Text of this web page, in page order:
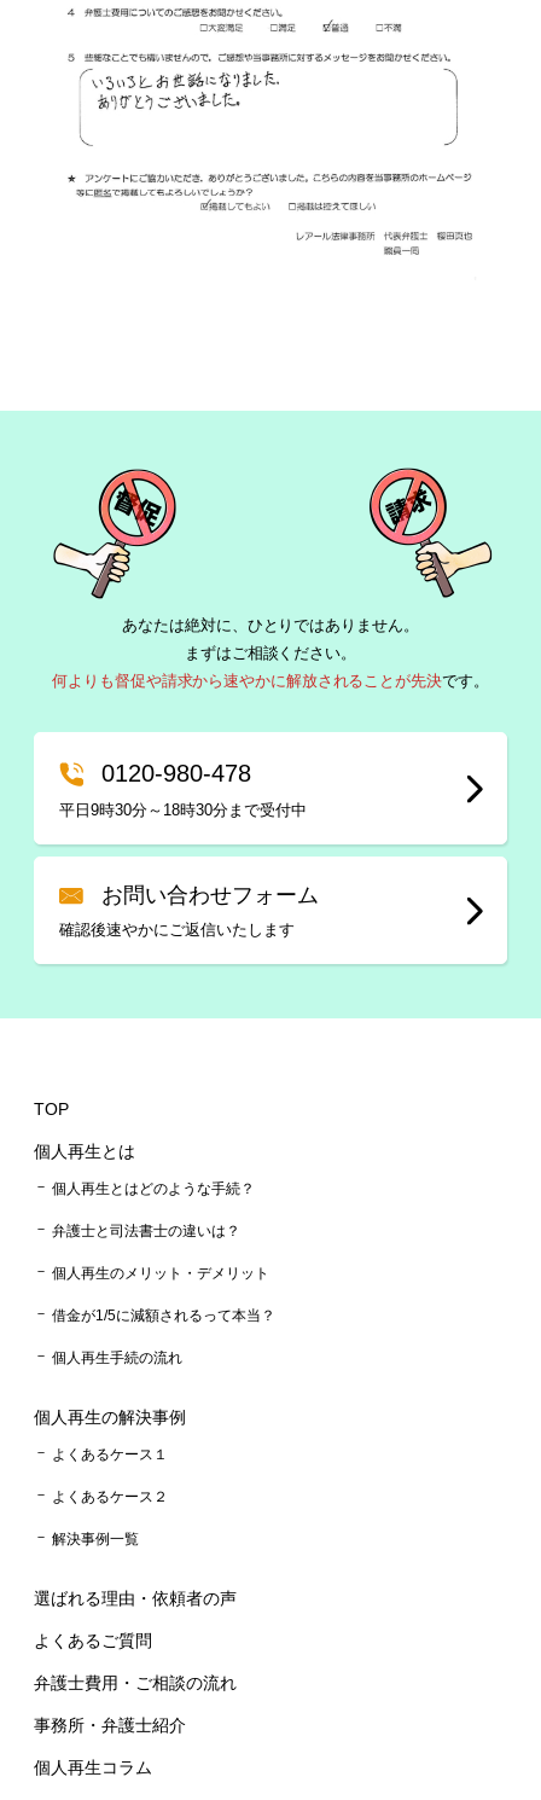
あなたは絶対に、ひとりではありません。
まずはご相談ください。
何よりも督促や請求から速やかに解放されることが先決です。
0120-980-478
平日9時30分～18時30分まで受付中
お問い合わせフォーム
確認後速やかにご返信いたします
TOP
個人再生とは
個人再生とはどのような手続？
弁護士と司法書士の違いは？
個人再生のメリット・デメリット
借金が1/5に減額されるって本当？
個人再生手続の流れ
個人再生の解決事例
よくあるケース１
よくあるケース２
解決事例一覧
選ばれる理由・依頼者の声
よくあるご質問
弁護士費用・ご相談の流れ
事務所・弁護士紹介
個人再生コラム